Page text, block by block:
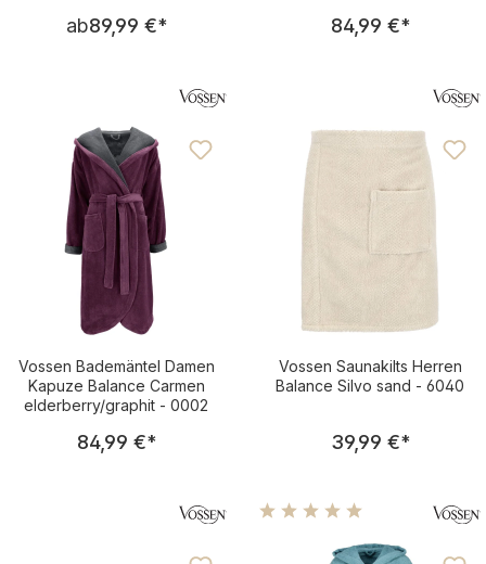
Regulärer Preis:
ab89,99 €* Regulärer
84,99 €*
Vossen Bademäntel Damen
Kapuze Balance Carmen
elderberry/graphit - 0002
Regulärer Preis:
84,99 €*
Vossen Saunakilts Herren
Balance Silvo sand - 6040
Regulärer
39,99 €*
Durchschnittliche